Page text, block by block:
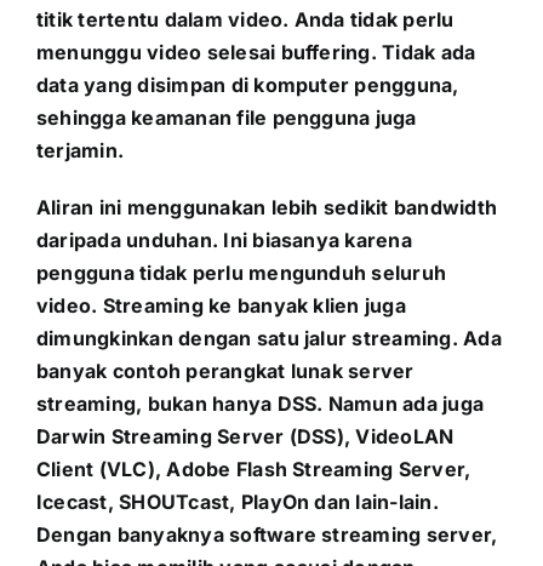
titik tertentu dalam video. Anda tidak perlu
menunggu video selesai buffering. Tidak ada
data yang disimpan di komputer pengguna,
sehingga keamanan file pengguna juga
terjamin.
Aliran ini menggunakan lebih sedikit bandwidth
daripada unduhan. Ini biasanya karena
pengguna tidak perlu mengunduh seluruh
video. Streaming ke banyak klien juga
dimungkinkan dengan satu jalur streaming. Ada
banyak contoh perangkat lunak server
streaming, bukan hanya DSS. Namun ada juga
Darwin Streaming Server (DSS), VideoLAN
Client (VLC), Adobe Flash Streaming Server,
Icecast, SHOUTcast, PlayOn dan lain-lain.
Dengan banyaknya software streaming server,